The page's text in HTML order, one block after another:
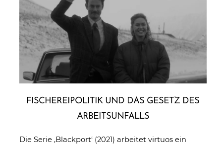
FISCHE­REI­PO­LI­TIK UND DAS GESETZ DES
ARBEITSUNFALLS
Die Serie ‚Blackport‘ (2021) arbeitet virtuos ein